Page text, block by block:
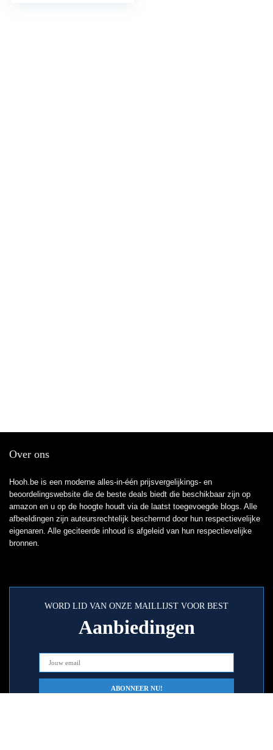
Over ons
Hooh.be is een moderne alles-in-één prijsvergelijkings- en
beoordelingswebsite die de beste deals biedt die beschikbaar zijn op
amazon en u op de hoogte houdt via de laatst toegevoegde blogs. Alle
afbeeldingen zijn auteursrechtelijk beschermd door hun respectievelijke
eigenaren. Alle geciteerde inhoud is afgeleid van hun respectievelijke
bronnen.
WORD LID VAN ONZE MAILLIJST VOOR BEST
Aanbiedingen